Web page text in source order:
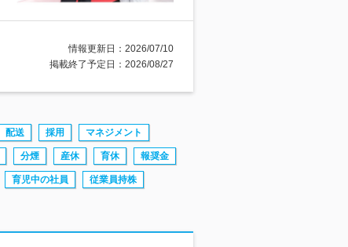
情報更新日：2026/07/10
掲載終了予定日：2026/08/27
配送 採用 マネジメント
分煙 産休 育休 報奨金
育児中の社員 従業員持株